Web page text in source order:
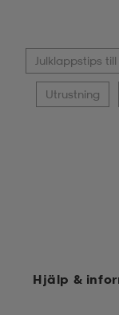
Julklappstips
Utrustning
Hjälp &